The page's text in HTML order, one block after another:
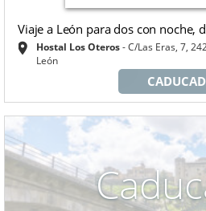
Viaje a León para dos con noche,
Hostal Los Oteros C/Las Eras, 7,
León